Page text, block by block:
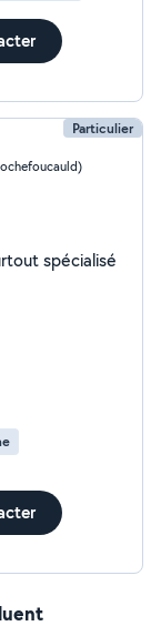
Particulier
spécialisé